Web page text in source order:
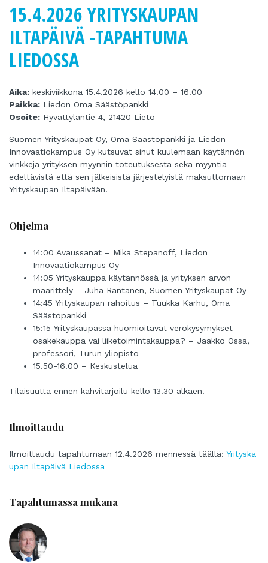
15.4.2026 YRITYSKAUPAN
ILTAPÄIVÄ -TAPAHTUMA
LIEDOSSA
Aika: keskiviikkona 15.4.2026 kello 14.00 – 16.00
Paikka: Liedon Oma Säästöpankki
Osoite: Hyvättyläntie 4, 21420 Lieto
Suomen Yrityskaupat Oy, Oma Säästöpankki ja Liedon
Innovaatiokampus Oy kutsuvat sinut kuulemaan käytännön
vinkkejä yrityksen myynnin toteutuksesta sekä myyntiä
edeltävistä että sen jälkeisistä järjestelyistä maksuttomaan
Yrityskaupan Iltapäivään.
Ohjelma
14:00 Avaussanat – Mika Stepanoff, Liedon
Innovaatiokampus Oy
14:05 Yrityskauppa käytännössä ja yrityksen arvon
määrittely – Juha Rantanen, Suomen Yrityskaupat Oy
14:45 Yrityskaupan rahoitus – Tuukka Karhu, Oma
Säästöpankki
15:15 Yrityskaupassa huomioitavat verokysymykset –
osakekauppa vai liiketoimintakauppa? – Jaakko Ossa,
professori, Turun yliopisto
15.50-16.00 – Keskustelua
Tilaisuutta ennen kahvitarjoilu kello 13.30 alkaen.
Ilmoittaudu
Ilmoittaudu tapahtumaan 12.4.2026 mennessä täällä: Yrityska
upan Iltapäivä Liedossa
Tapahtumassa mukana